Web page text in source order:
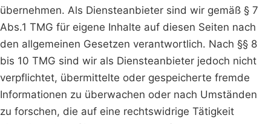
übernehmen. Als Diensteanbieter sind wir gemäß § 7
Abs.1 TMG für eigene Inhalte auf diesen Seiten nach
den allgemeinen Gesetzen verantwortlich. Nach §§ 8
bis 10 TMG sind wir als Diensteanbieter jedoch nicht
verpflichtet, übermittelte oder gespeicherte fremde
Informationen zu überwachen oder nach Umständen
zu forschen, die auf eine rechtswidrige Tätigkeit